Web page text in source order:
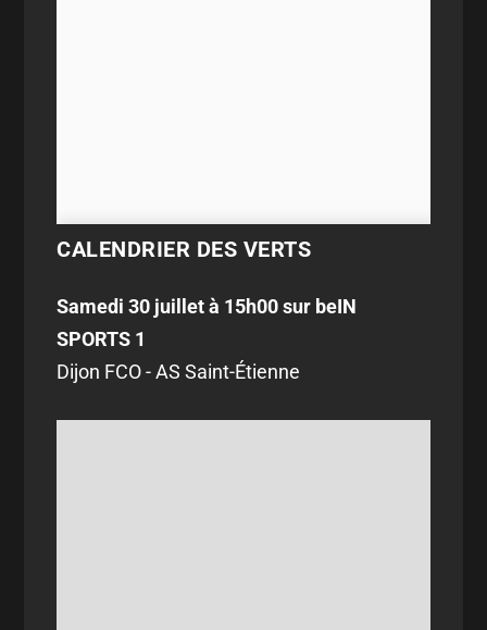
CALENDRIER DES VERTS
Samedi 30 juillet à 15h00 sur beIN
SPORTS 1
Dijon FCO - AS Saint-Étienne